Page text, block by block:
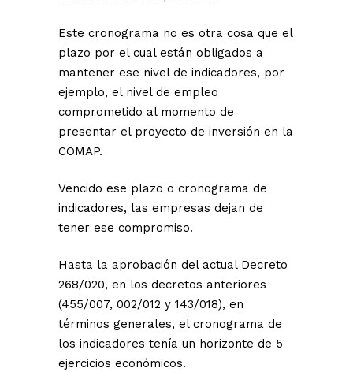
Este cronograma no es otra cosa que el
plazo por el cual están obligados a
mantener ese nivel de indicadores, por
ejemplo, el nivel de empleo
comprometido al momento de
presentar el proyecto de inversión en la
COMAP.
Vencido ese plazo o cronograma de
indicadores, las empresas dejan de
tener ese compromiso.
Hasta la aprobación del actual Decreto
268/020, en los decretos anteriores
(455/007, 002/012 y 143/018), en
términos generales, el cronograma de
los indicadores tenía un horizonte de 5
ejercicios económicos.